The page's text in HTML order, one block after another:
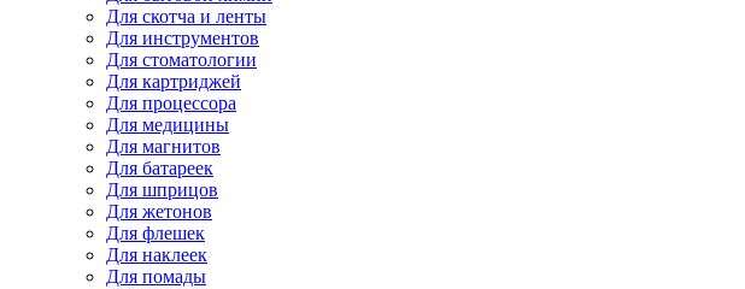
Для скотча и ленты
Для инструментов
Для стоматологии
Для картриджей
Для процессора
Для медицины
Для магнитов
Для батареек
Для шприцов
Для жетонов
Для флешек
Для наклеек
Для помады